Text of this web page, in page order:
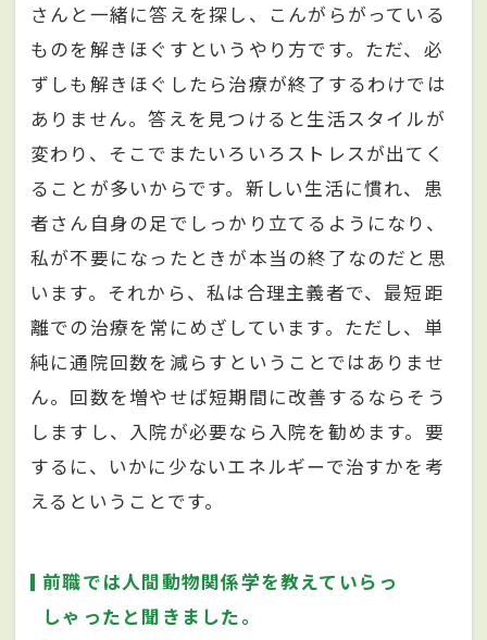
さんと一緒に答えを探し、こんがらがっている
ものを解きほぐすというやり方です。ただ、必
ずしも解きほぐしたら治療が終了するわけでは
ありません。答えを見つけると生活スタイルが
変わり、そこでまたいろいろストレスが出てく
ることが多いからです。新しい生活に慣れ、患
者さん自身の足でしっかり立てるようになり、
私が不要になったときが本当の終了なのだと思
います。それから、私は合理主義者で、最短距
離での治療を常にめざしています。ただし、単
純に通院回数を減らすということではありませ
ん。回数を増やせば短期間に改善するならそう
しますし、入院が必要なら入院を勧めます。要
するに、いかに少ないエネルギーで治すかを考
えるということです。
前職では人間動物関係学を教えていらっ
しゃったと聞きました。